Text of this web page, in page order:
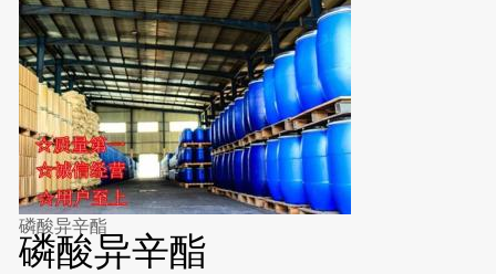
磷酸异辛酯
磷酸异辛酯